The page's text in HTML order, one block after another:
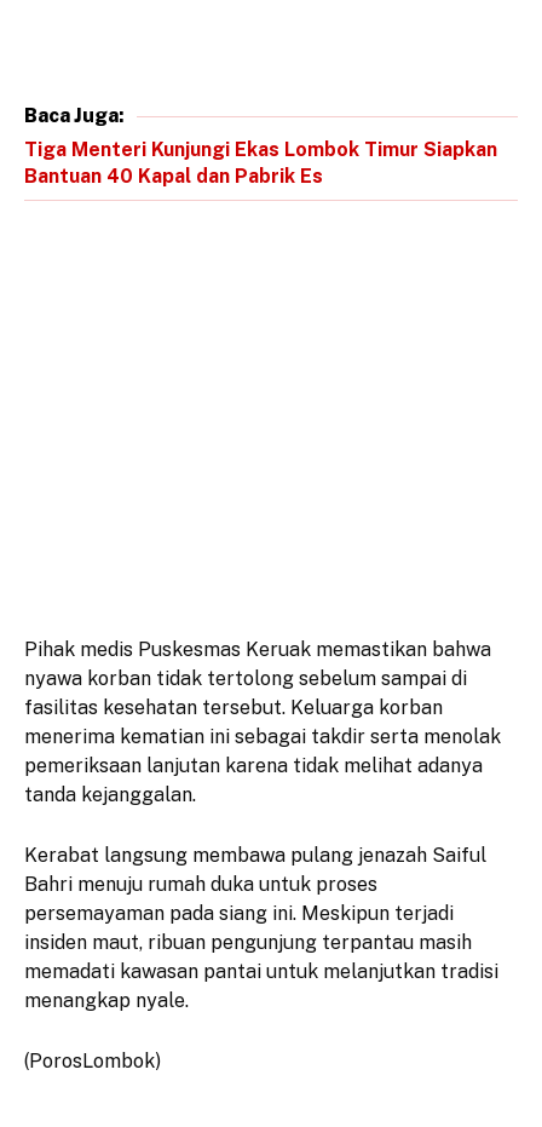
Baca Juga:
Tiga Menteri Kunjungi Ekas Lombok Timur Siapkan
Bantuan 40 Kapal dan Pabrik Es
​Pihak medis Puskesmas Keruak memastikan bahwa
nyawa korban tidak tertolong sebelum sampai di
fasilitas kesehatan tersebut. Keluarga korban
menerima kematian ini sebagai takdir serta menolak
pemeriksaan lanjutan karena tidak melihat adanya
tanda kejanggalan.
​Kerabat langsung membawa pulang jenazah Saiful
Bahri menuju rumah duka untuk proses
persemayaman pada siang ini. Meskipun terjadi
insiden maut, ribuan pengunjung terpantau masih
memadati kawasan pantai untuk melanjutkan tradisi
menangkap nyale.
(PorosLombok)